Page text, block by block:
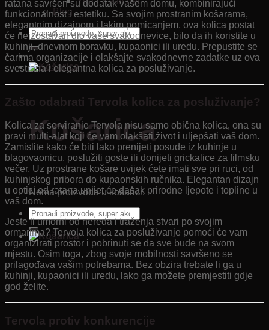
Blog
Pretraži:
Košarica
Nema proizvoda u košarici.
Pretraži:
ratana savršen su dodatak vašem domu, kombinirajući
funkcionalnost i estetiku. Sa svojim prostranim košarama,
elegantnim dizajnom i lakim pomicanjem, ova kolica postat
će neizostavan dio vaše svakodnevice, bilo da ih koristite u
kuhinji, dnevnom boravku, kupaonici ili uredu. Prepustite se
čarima organizacije i olakšajte svakodnevne zadatke uz ova
svestrana i elegantna kolica za posluživanje.
Zašto odabrati Tervola kolica za posluživanje?
Kolica za serviranje Tervola nisu samo obična kolica, ona su
pravi multi-alat koji će vam olakšati život i uljepšati vaš dom.
Zamislite kako će biti lako prenijeti posuđe iz kuhinje u
blagovaonicu, poslužiti goste ili donijeti grickalice za filmsku
večer. Uz prostrane košare uvijek ćete imati sve pri ruci, od
kuhinjskog pribora do kupaonskih ručnika. Elegantan dizajn
u optici od ratana unijet će dašak prirodne ljepote i topline u
vaš dom.
Jeste li umorni od nereda i traženja stvari po svojim
ormarima? Tervola kolica za posluživanje pomoći će vam
organizirati prostor i pobrinuti se da sve bude na svom
mjestu. Osim toga, zbog svoje mobilnosti savršeno se
prilagođava vašim potrebama. Bez obzira trebate li ga u
kuhinji, kupaonici ili uredu, lako ga možete premjestiti gdje
god želite.
Tervola protiv konkurencije